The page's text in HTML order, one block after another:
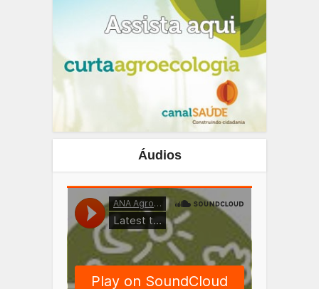
Áudios